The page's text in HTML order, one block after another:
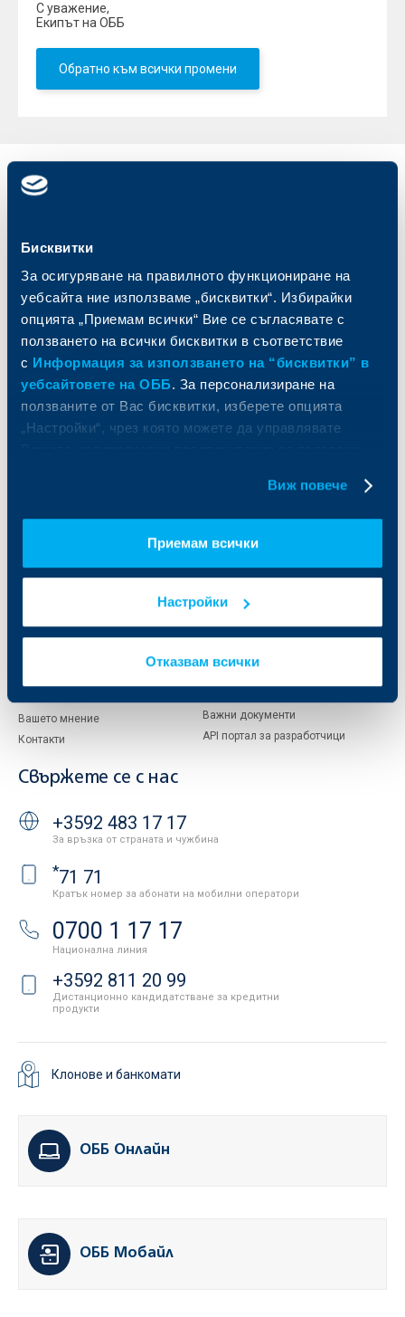
Бисквитки
За осигуряване на правилното функциониране на
уебсайта ние използваме „бисквитки“. Избирайки
опцията „Приемам всички“ Вие се съгласявате с
ползването на всички бисквитки в съответствие
с Информация за използването на “бисквитки” в
уебсайтовете на ОББ. За персонализиране на
ползваните от Вас бисквитки, изберете опцията
„Настройки“, чрез която можете да управлявате
Виж повече
Приемам всички
Настройки
Отказвам всички
С уважение,
Екипът на ОББ
Обратно към всички промени
Индивидуални
клиенти
Карти
Спестявания и инвестиции
Частно банкиране
Застраховки
Актуализация на клиентски данни
Търговско финансиране
ПОС терминали
Пазари, инвестиционно банкиране
и попечителски услуги
Факторинг
Кредити за собственици на фирми
Финансови институции и суверени
Други документи
Вашето мнение
Контакти
ОББ Асет мениджмънт
Продажба на имоти
Важни документи
API портал за разработчици
Свържете се с нас
+3592 483 17 17
За връзка от страната и чужбина
*71 71
Кратък номер за абонати на мобилни оператори
0700 1 17 17
Национална линия
+3592 811 20 99
Дистанционно кандидатстване за кредитни
продукти
Клонове и банкомати
ОББ Онлайн
ОББ Мобайл